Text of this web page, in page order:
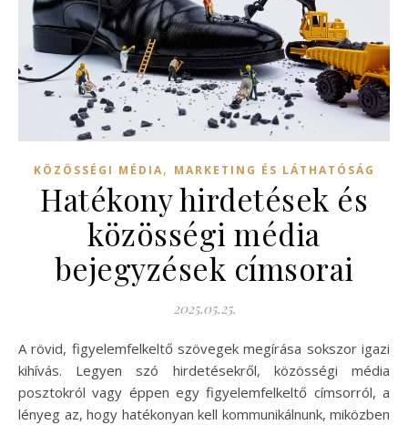
KÖZÖSSÉGI MÉDIA, MARKETING ÉS LÁTHATÓSÁG
Hatékony hirdetések és
közösségi média
bejegyzések címsorai
2025.05.25.
A rövid, figyelemfelkeltő szövegek megírása sokszor igazi
kihívás. Legyen szó hirdetésekről, közösségi média
posztokról vagy éppen egy figyelemfelkeltő címsorról, a
lényeg az, hogy hatékonyan kell kommunikálnunk, miközben